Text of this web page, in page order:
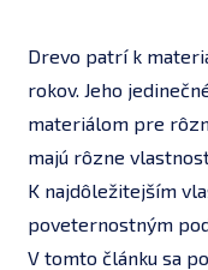
Drevo patrí k
rokov. Jeho
materiálom pre
majú rôzne
K najdôležitejším
poveternostným
V tomto článku sa